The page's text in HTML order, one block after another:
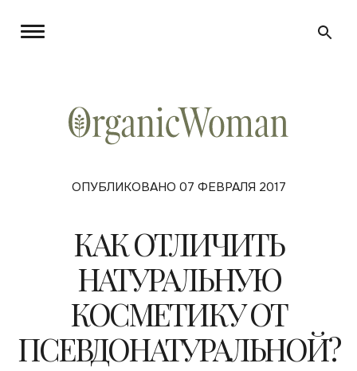
ОПУБЛИКОВАНО 07 ФЕВРАЛЯ 2017
КАК ОТЛИЧИТЬ
НАТУРАЛЬНУЮ
КОСМЕТИКУ ОТ
ПСЕВДОНАТУРАЛЬНОЙ?